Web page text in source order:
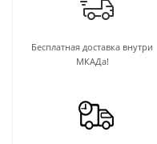
Бесплатная доставка внутри
МКАДа!